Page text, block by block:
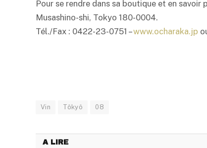
Pour se rendre dans sa boutique et en
Musashino-shi, Tokyo 180-0004.
Tél./Fax : 0422-23-0751 –www.ocharaka.jp
Vin Tôkyô 08
A LIRE